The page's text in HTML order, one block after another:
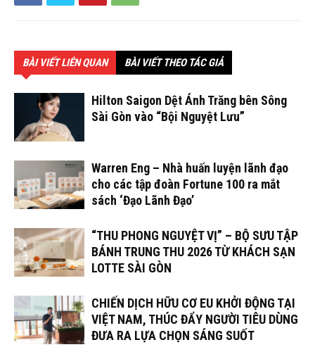
BÀI VIẾT LIÊN QUAN BÀI VIẾT THEO TÁC GIẢ
Hilton Saigon Dệt Ánh Trăng bên Sông
Sài Gòn vào “Bội Nguyệt Lưu”
Warren Eng – Nhà huấn luyện lãnh đạo
cho các tập đoàn Fortune 100 ra mắt
sách ‘Đạo Lãnh Đạo’
“THU PHONG NGUYỆT VỊ” – BỘ SƯU TẬP
BÁNH TRUNG THU 2026 TỪ KHÁCH SẠN
LOTTE SÀI GÒN
CHIẾN DỊCH HỮU CƠ EU KHỞI ĐỘNG TẠI
VIỆT NAM, THÚC ĐẨY NGƯỜI TIÊU DÙNG
ĐƯA RA LỰA CHỌN SÁNG SUỐT